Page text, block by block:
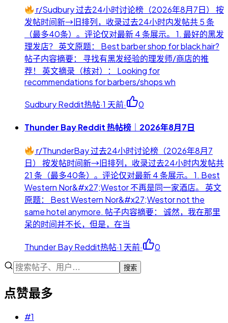
r/Sudbury 过去24小时讨论榜（2026年8月7日） 按
发帖时间新→旧排列，收录过去24小时内发帖共 5 条
（最多40条）。评论仅对最新 4 条展示。 1. 最好的黑发
理发店？ 英文原题： Best barber shop for black hair?
帖子内容摘要： 寻找有黑发经验的理发师/商店的推
荐！ 英文摘录（核对）： Looking for
recommendations for barbers/shops wh
Sudbury Reddit热帖·1 天前· 0
Thunder Bay Reddit 热帖榜｜2026年8月7日
r/ThunderBay 过去24小时讨论榜（2026年8月7
日） 按发帖时间新→旧排列，收录过去24小时内发帖共
21 条（最多40条）。评论仅对最新 4 条展示。 1. Best
Western Nor&#x27;Westor 不再是同一家酒店。 英文
原题： Best Western Nor&#x27;Westor not the
same hotel anymore. 帖子内容摘要： 诚然，我在那里
呆的时间并不长，但是，在当
Thunder Bay Reddit热帖·1 天前· 0
搜索
点赞最多
#1